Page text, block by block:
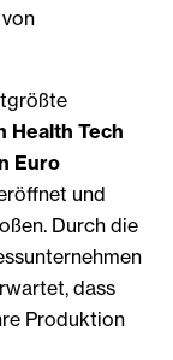
Health Tech
Euro
und
Durch die
dass
Produktion